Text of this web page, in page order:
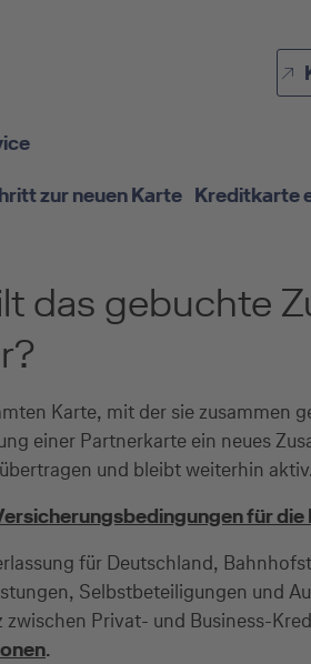
Direkt zur Suche (Enter
Direkt zum Hauptinhalt (Enter
zur neuen Karte Kreditkarte
das gebuchte
Karte, mit der sie zusammen
einer Partnerkarte ein neues
und bleibt weiterhin
für
für Deutschland,
Selbstbeteiligungen und
Privat- und Business-
.